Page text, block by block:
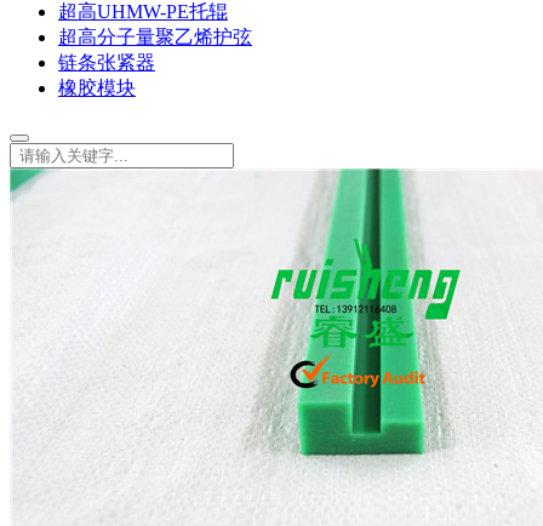
超高UHMW-PE托辊
超高分子量聚乙烯护弦
链条张紧器
橡胶模块